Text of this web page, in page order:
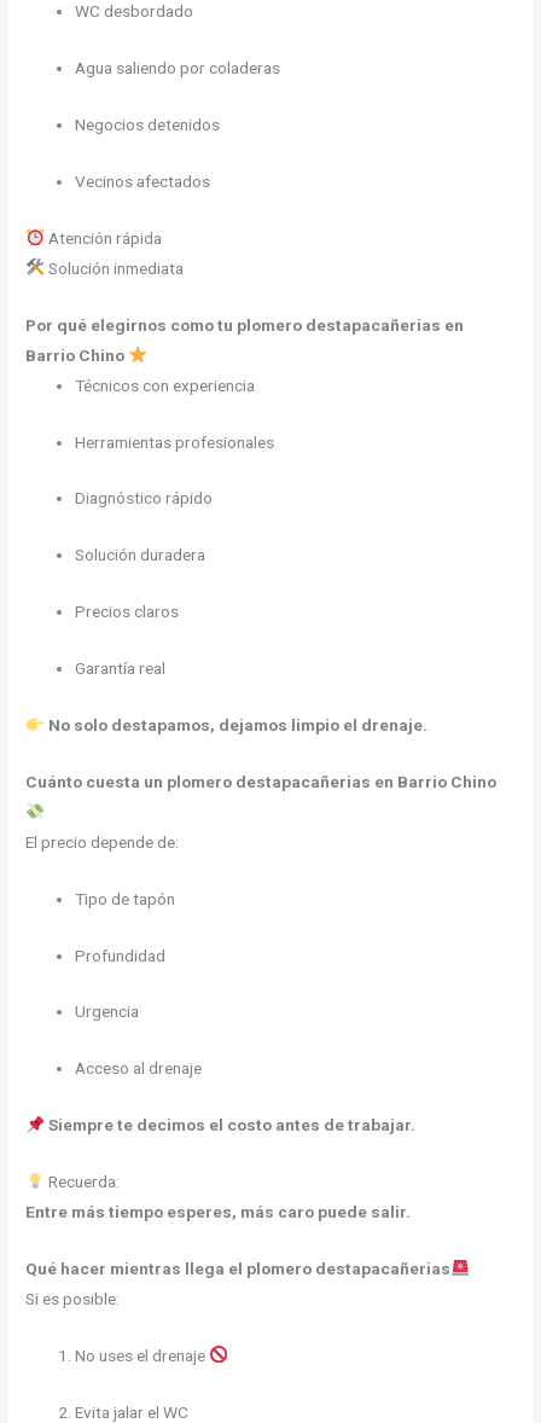
WC desbordado
Agua saliendo por coladeras
Negocios detenidos
Vecinos afectados
Atención rápida
Solución inmediata
Por qué elegirnos como tu plomero destapacañerias en
Barrio Chino
Técnicos con experiencia
Herramientas profesionales
Diagnóstico rápido
Solución duradera
Precios claros
Garantía real
No solo destapamos, dejamos limpio el drenaje.
Cuánto cuesta un plomero destapacañerias en Barrio Chino
El precio depende de:
Tipo de tapón
Profundidad
Urgencia
Acceso al drenaje
Siempre te decimos el costo antes de trabajar.
Recuerda:
Entre más tiempo esperes, más caro puede salir.
Qué hacer mientras llega el plomero destapacañerias
Si es posible:
No uses el drenaje
Evita jalar el WC